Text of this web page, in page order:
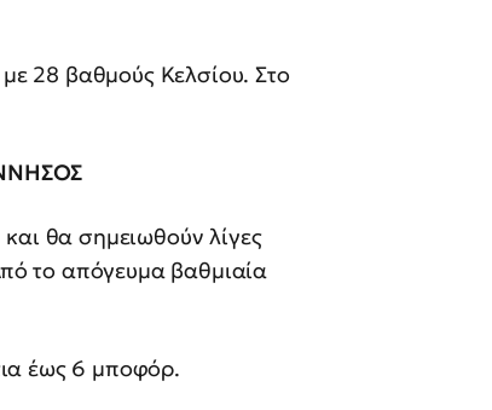
28 βαθμούς Κελσίου. Στο
θα σημειωθούν λίγες
το απόγευμα βαθμιαία
έως 6 μποφόρ.